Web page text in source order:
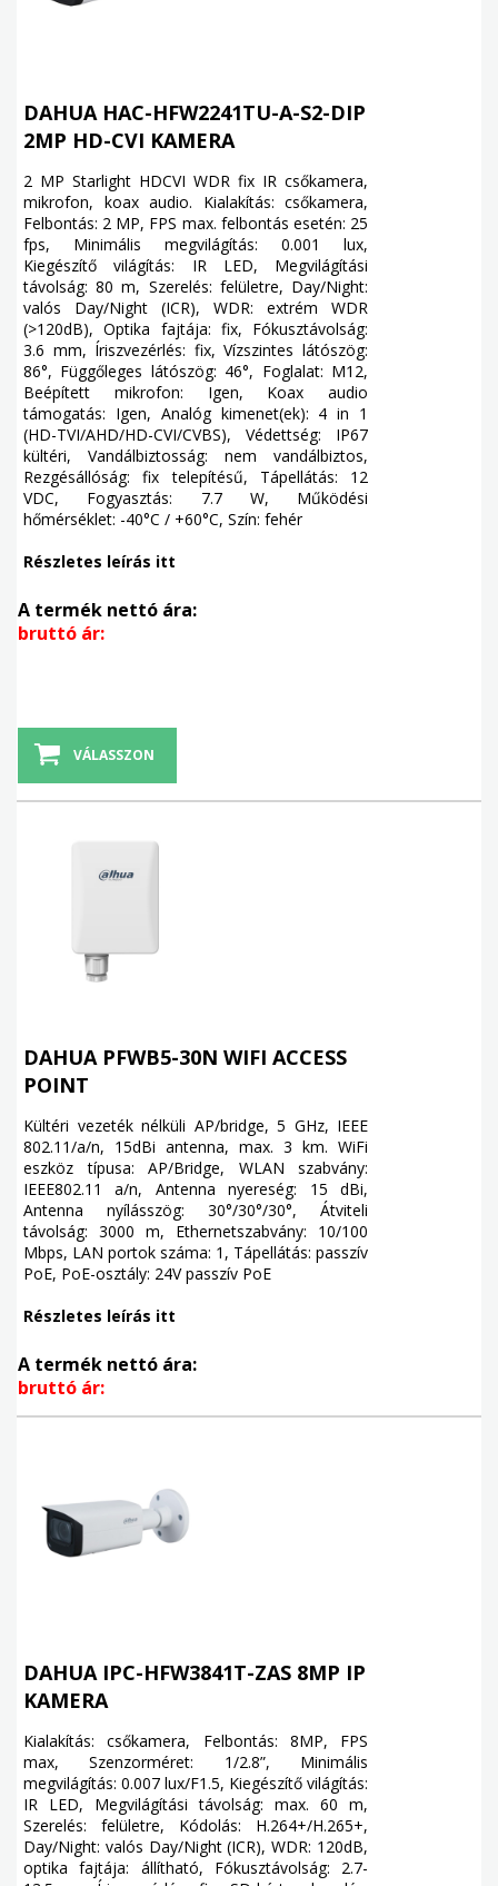
DAHUA HAC-HFW2241TU-A-S2-DIP
2MP HD-CVI KAMERA
2 MP Starlight HDCVI WDR fix IR csőkamera,
mikrofon, koax audio. Kialakítás: csőkamera,
Felbontás: 2 MP, FPS max. felbontás esetén: 25
fps, Minimális megvilágítás: 0.001 lux,
Kiegészítő világítás: IR LED, Megvilágítási
távolság: 80 m, Szerelés: felületre, Day/Night:
valós Day/Night (ICR), WDR: extrém WDR
(>120dB), Optika fajtája: fix, Fókusztávolság:
3.6 mm, Íriszvezérlés: fix, Vízszintes látószög:
86°, Függőleges látószög: 46°, Foglalat: M12,
Beépített mikrofon: Igen, Koax audio
támogatás: Igen, Analóg kimenet(ek): 4 in 1
(HD-TVI/AHD/HD-CVI/CVBS), Védettség: IP67
kültéri, Vandálbiztosság: nem vandálbiztos,
Rezgésállóság: fix telepítésű, Tápellátás: 12
VDC, Fogyasztás: 7.7 W, Működési
hőmérséklet: -40°C / +60°C, Szín: fehér
Részletes leírás itt
A termék nettó ára:
bruttó ár:
VÁLASSZON
DAHUA PFWB5-30N WIFI ACCESS
POINT
Kültéri vezeték nélküli AP/bridge, 5 GHz, IEEE
802.11/a/n, 15dBi antenna, max. 3 km. WiFi
eszköz típusa: AP/Bridge, WLAN szabvány:
IEEE802.11 a/n, Antenna nyereség: 15 dBi,
Antenna nyílásszög: 30°/30°/30°, Átviteli
távolság: 3000 m, Ethernetszabvány: 10/100
Mbps, LAN portok száma: 1, Tápellátás: passzív
PoE, PoE-osztály: 24V passzív PoE
Részletes leírás itt
A termék nettó ára:
bruttó ár:
DAHUA IPC-HFW3841T-ZAS 8MP IP
KAMERA
Kialakítás: csőkamera, Felbontás: 8MP, FPS
max, Szenzorméret: 1/2.8”, Minimális
megvilágítás: 0.007 lux/F1.5, Kiegészítő világítás:
IR LED, Megvilágítási távolság: max. 60 m,
Szerelés: felületre, Kódolás: H.264+/H.265+,
Day/Night: valós Day/Night (ICR), WDR: 120dB,
optika fajtája: állítható, Fókusztávolság: 2.7-